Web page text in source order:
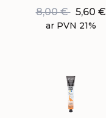
8,00€ 5,60 €
ar PVN 21%